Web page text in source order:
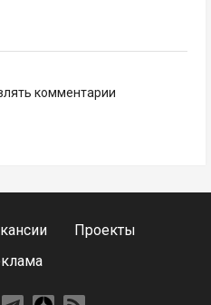
комментарии
Проекты